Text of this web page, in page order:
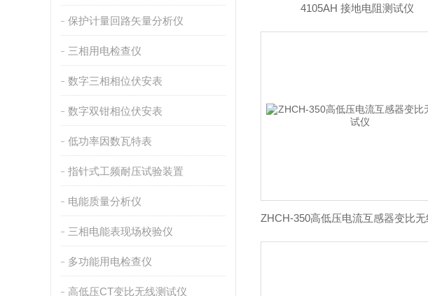
保护计量回路矢量分析仪
三相用电检查仪
数字三相相位伏安表
数字双钳相位伏安表
低功率因数瓦特表
指针式工频耐压试验装置
电能质量分析仪
三相电能表现场校验仪
多功能用电检查仪
高低压CT变比无线测试仪
4105AH 接地电阻测试仪